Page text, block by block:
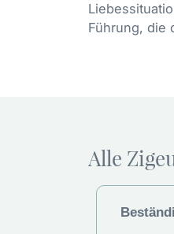
Führung, die
Alle